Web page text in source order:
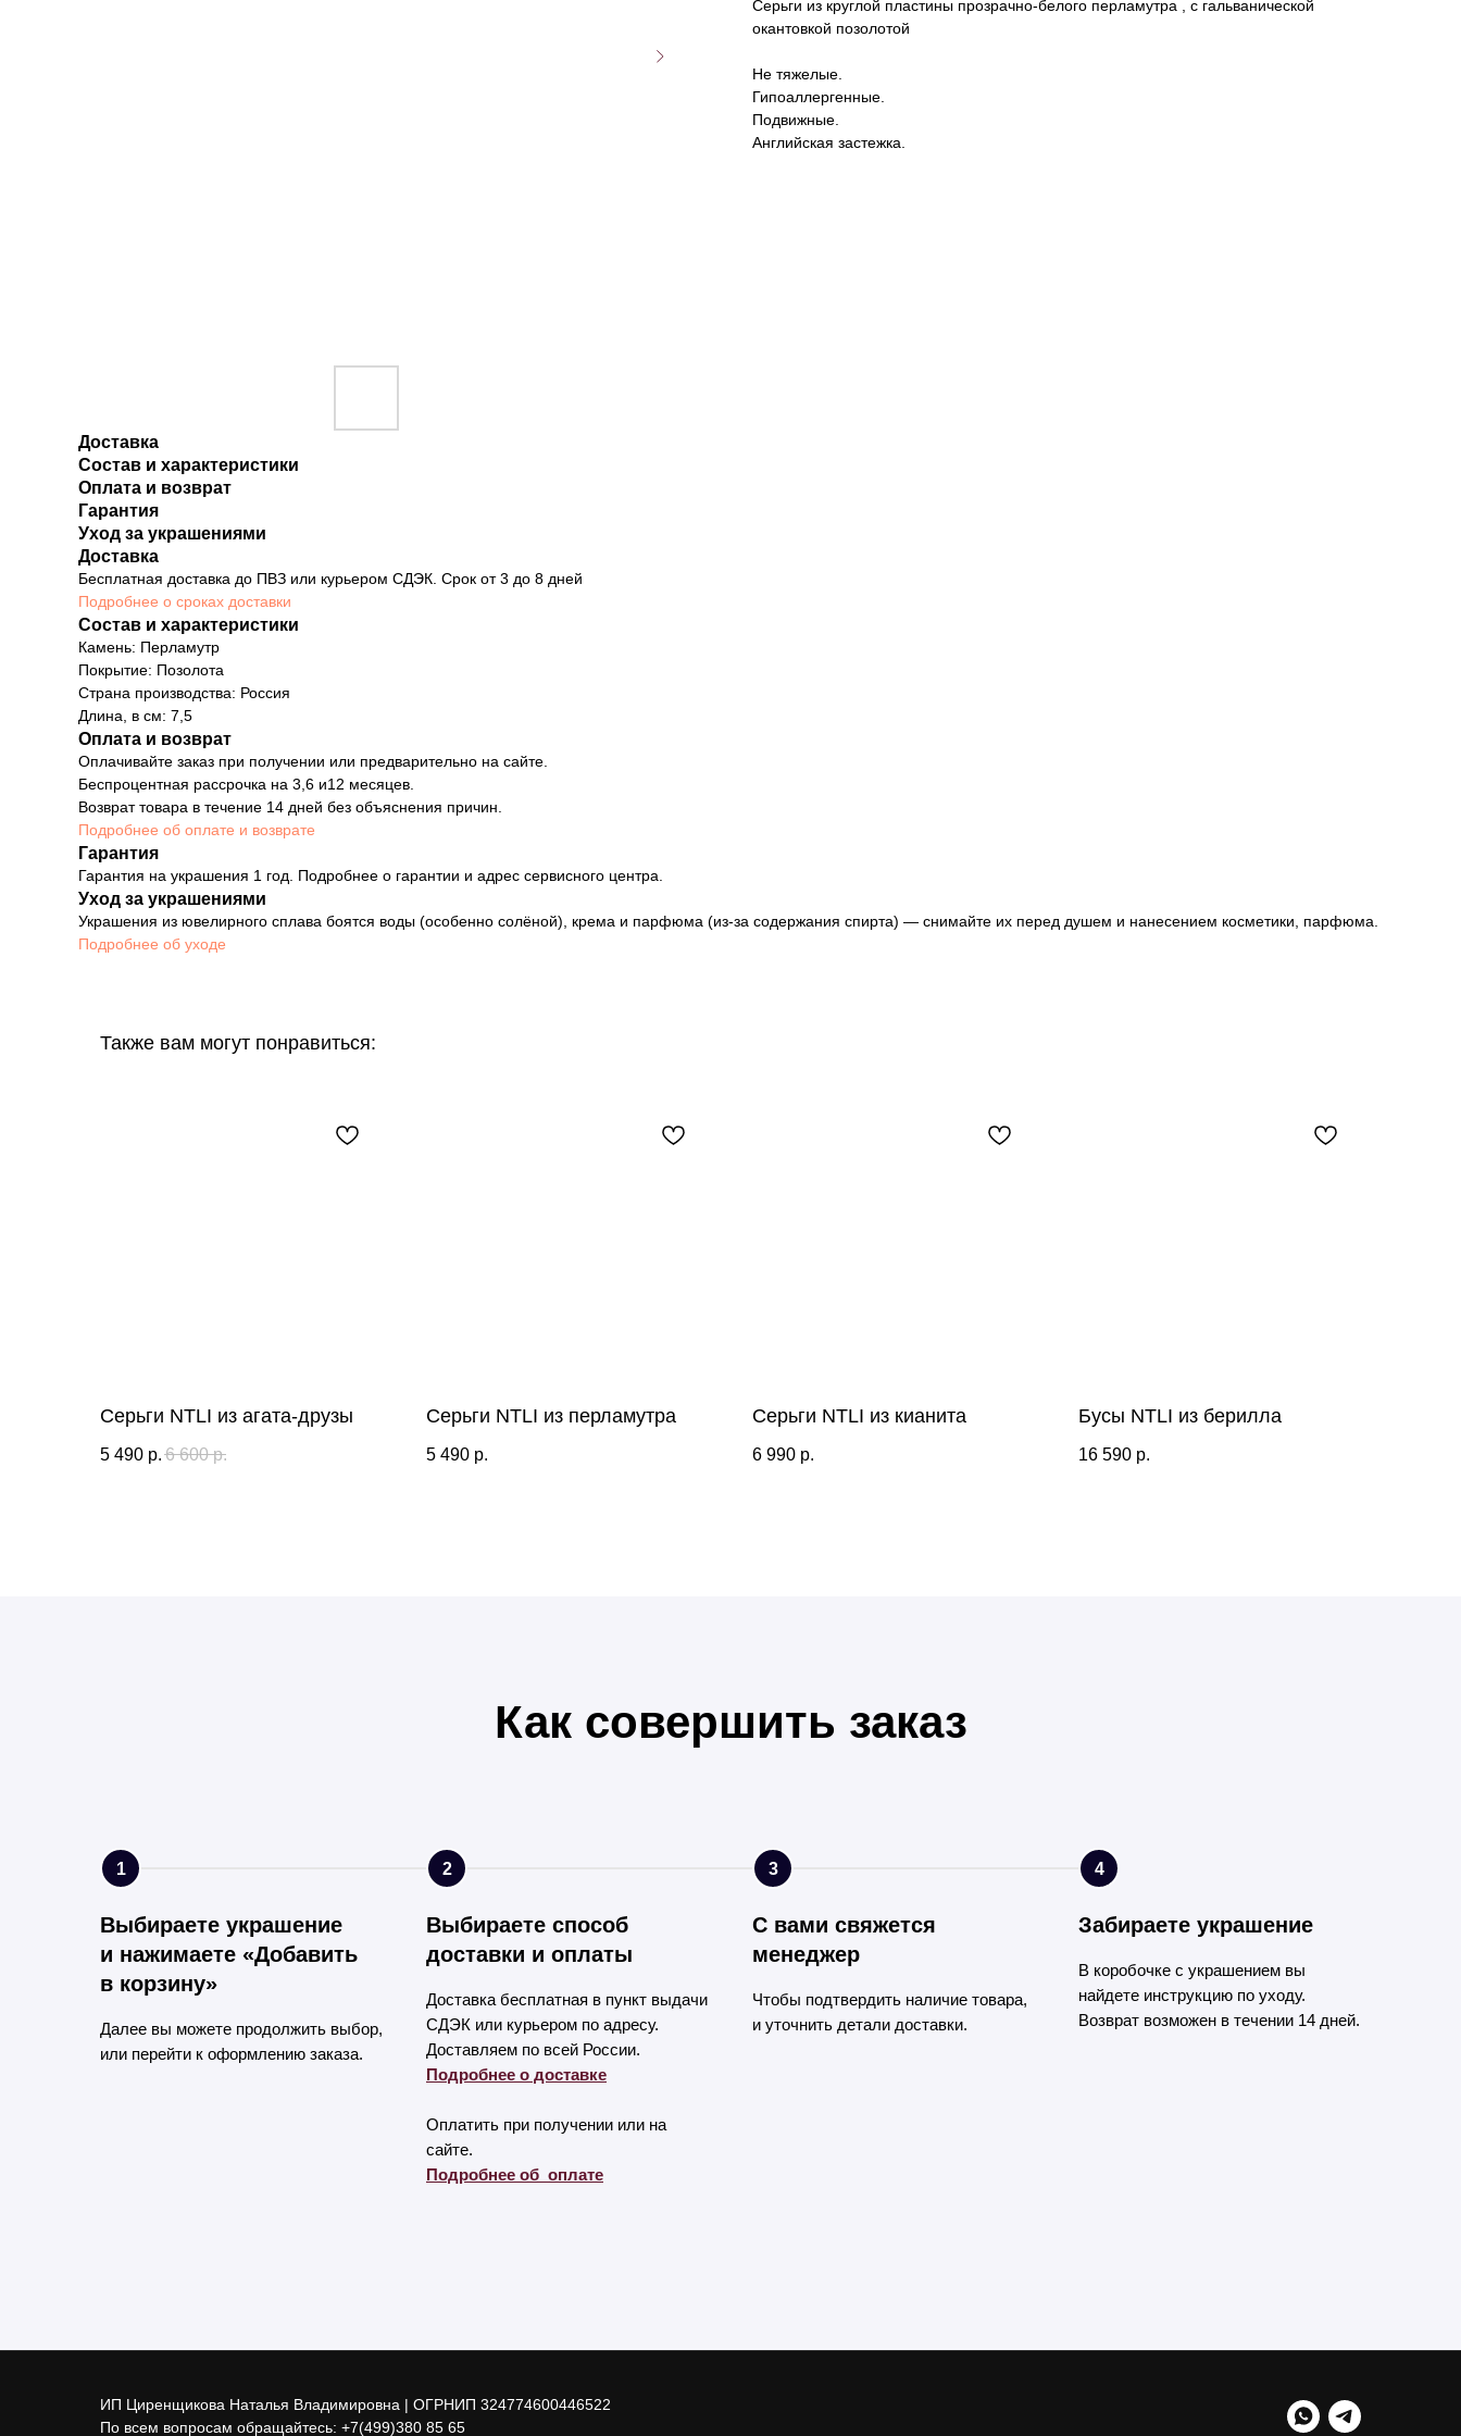
Серьги из круглой пластины прозрачно-белого перламутра , с гальванической
окантовкой позолотой
Не тяжелые.
Гипоаллергенные.
Подвижные.
Английская застежка.
Доставка
Состав и характеристики
Оплата и возврат
Гарантия
Уход за украшениями
Доставка
Бесплатная доставка до ПВЗ или курьером СДЭК. Срок от 3 до 8 дней
Подробнее о сроках доставки
Состав и характеристики
Камень: Перламутр
Покрытие: Позолота
Страна производства: Россия
Длина, в см: 7,5
Оплата и возврат
Оплачивайте заказ при получении или предварительно на сайте.
Беспроцентная рассрочка на 3,6 и12 месяцев.
Возврат товара в течение 14 дней без объяснения причин.
Подробнее об оплате и возврате
Гарантия
Гарантия на украшения 1 год. Подробнее о гарантии и адрес сервисного центра.
Уход за украшениями
Украшения из ювелирного сплава боятся воды (особенно солёной), крема и парфюма (из-за содержания спирта) — снимайте их перед душем и нанесением косметики, парфюма.
Подробнее об уходе
Также вам могут понравиться:
Серьги NTLI из агата-друзы
5 490 р. 6 600 р.
Серьги NTLI из перламутра
5 490 р.
Серьги NTLI из кианита
6 990 р.
Бусы NTLI из берилла
16 590 р.
Как совершить заказ
1
Выбираете украшение
и нажимаете «Добавить
в корзину»
Далее вы можете продолжить выбор,
или перейти к оформлению заказа.
2
Выбираете способ
доставки и оплаты
Доставка бесплатная в пункт выдачи
СДЭК или курьером по адресу.
Доставляем по всей России.
Подробнее о доставке
Оплатить при получении или на
сайте.
Подробнее об оплате
3
С вами свяжется
менеджер
Чтобы подтвердить наличие товара,
и уточнить детали доставки.
4
Забираете украшение
В коробочке с украшением вы
найдете инструкцию по уходу.
Возврат возможен в течении 14 дней.
ИП Циренщикова Наталья Владимировна | ОГРНИП 324774600446522
По всем вопросам обращайтесь: +7(499)380 85 65